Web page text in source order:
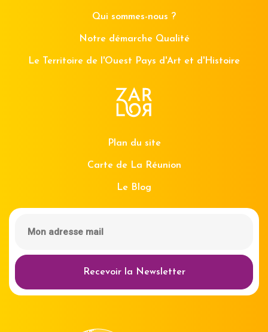
Qui sommes-nous ?
Notre démarche Qualité
Le Territoire de l'Ouest Pays d'Art et d'Histoire
Plan du site
Carte de La Réunion
Le Blog
Recevoir la Newsletter